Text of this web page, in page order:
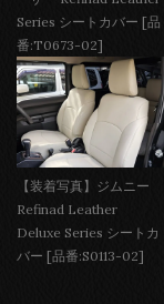
Series シートカバー [品
番:T0673-02]
【装着写真】ジムニー
Refinad Leather
Deluxe Series シートカ
バー [品番:S0113-02]